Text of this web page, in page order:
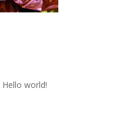
Hello world!